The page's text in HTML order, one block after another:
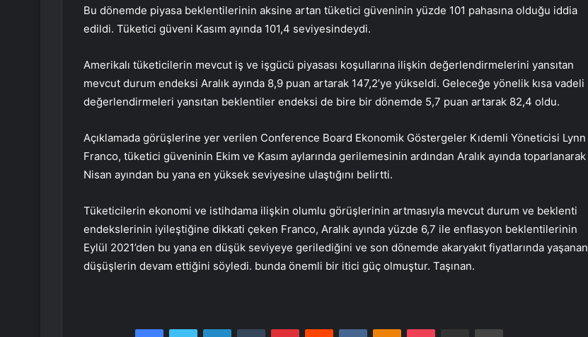
Bu dönemde piyasa beklentilerinin aksine artan tüketici güveninin yüzde 101 pahasına olduğu iddia
edildi. Tüketici güveni Kasım ayında 101,4 seviyesindeydi.
Amerikalı tüketicilerin mevcut iş ve işgücü piyasası koşullarına ilişkin değerlendirmelerini yansıtan
mevcut durum endeksi Aralık ayında 8,9 puan artarak 147,2’ye yükseldi. Geleceğe yönelik kısa vadeli
değerlendirmeleri yansıtan beklentiler endeksi de bire bir dönemde 5,7 puan artarak 82,4 oldu.
Açıklamada görüşlerine yer verilen Conference Board Ekonomik Göstergeler Kıdemli Yöneticisi Lynn
Franco, tüketici güveninin Ekim ve Kasım aylarında gerilemesinin ardından Aralık ayında toparlanarak
Nisan ayından bu yana en yüksek seviyesine ulaştığını belirtti.
Tüketicilerin ekonomi ve istihdama ilişkin olumlu görüşlerinin artmasıyla mevcut durum ve beklenti
endekslerinin iyileştiğine dikkati çeken Franco, Aralık ayında yüzde 6,7 ile enflasyon beklentilerinin
Eylül 2021’den bu yana en düşük seviyeye gerilediğini ve son dönemde akaryakıt fiyatlarında yaşanan
düşüşlerin devam ettiğini söyledi. bunda önemli bir itici güç olmuştur. Taşınan.
FacebookTwitter LinkedInTumblr PinterestReddit VKontakteOdnoklassniki
Pocket E-Posta ile paylaş Yazdır